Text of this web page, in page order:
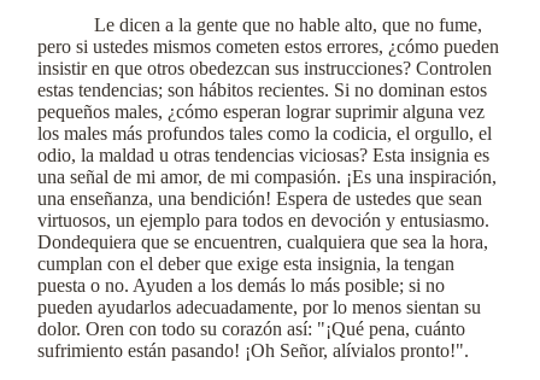
Le dicen a la gente que no hable alto, que no fume,
pero si ustedes mismos cometen estos errores, ¿cómo pueden
insistir en que otros obedezcan sus instrucciones? Controlen
estas tendencias; son hábitos recientes. Si no dominan estos
pequeños males, ¿cómo esperan lograr suprimir alguna vez
los males más profundos tales como la codicia, el orgullo, el
odio, la maldad u otras tendencias viciosas? Esta insignia es
una señal de mi amor, de mi compasión. ¡Es una inspiración,
una enseñanza, una bendición! Espera de ustedes que sean
virtuosos, un ejemplo para todos en devoción y entusiasmo.
Dondequiera que se encuentren, cualquiera que sea la hora,
cumplan con el deber que exige esta insignia, la tengan
puesta o no. Ayuden a los demás lo más posible; si no
pueden ayudarlos adecuadamente, por lo menos sientan su
dolor. Oren con todo su corazón así: "¡Qué pena, cuánto
sufrimiento están pasando! ¡Oh Señor, alívialos pronto!".